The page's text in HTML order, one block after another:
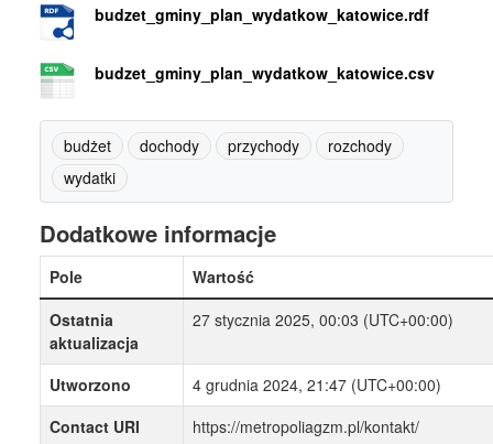
budzet_gminy_plan_wydatkow_katowice.rdf
budzet_gminy_plan_wydatkow_katowice.csv
budżet dochody przychody
rozchody
wydatki
Dodatkowe informacje
Pole
Wartość
Ostatnia
aktualizacja
27 stycznia 2025, 00:03 (UTC+00:00)
Utworzono
4 grudnia 2024, 21:47 (UTC+00:00)
Contact URI
https://metropoliagzm.pl/kontakt/